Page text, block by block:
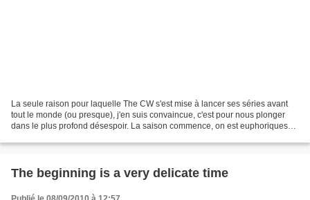
La seule raison pour laquelle The CW s'est mise à lancer ses séries avant
tout le monde (ou presque), j'en suis convaincue, c'est pour nous plonger
dans le plus profond désespoir. La saison commence, on est euphoriques
The beginning is a very delicate time